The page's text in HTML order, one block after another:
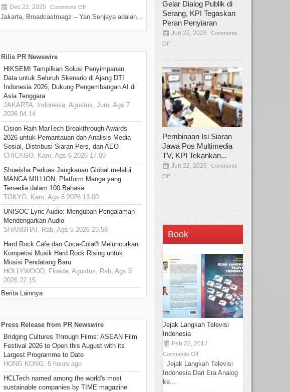
Dec 22, 2025 Comments Off
Jakarta, Broadcastmagz – Yan Senjaya adalah...
Sep 08, 2025 Comments Off
Bekasi, Broadcastmagz – Dalam upaya
talenta...
Rilis PR Newswire
HIKSEMI Tampilkan Solusi Penyimpanan
Data untuk Seluruh Skenario di Ajang DTI
Indonesia 2026, Dukung Pengembangan AI di
Asia Tenggara
JAKARTA, Indonesia, Agustus, Jum, Ags 7
2026 04.14
Cision Raih MarTech Breakthrough Awards
2026 untuk Pemantauan dan Analisis Media
Sosial, Distribusi Siaran Pers, dan AEO
CHICAGO, Kam, Ags 6 2026 17.00
Shueisha Perluas Jangkauan Global melalui
MANGA MILLION, Platform Manga yang
Tersedia dalam 100 Bahasa
TOKYO, Kam, Ags 6 2026 13.00
UNISOC Lyric Audio: Mengubah Pengalaman
Mendengarkan Audio
SHANGHAI, Rab, Ags 5 2026 23.58
Hard Rock Cafe dan Coca-Cola® Meluncurkan
Kompetisi Musik Hard Rock Rising untuk
Musisi Pendatang Baru
HOLLYWOOD, Florida, Agustus, Rab, Ags 5
2026 22.15
Berita Lainnya
Press Release from PR Newswire
Bridging Cultures Through Films: ASEAN Film
Festival 2026 to Open this August with its
Largest Programme to Date
HONG KONG, 5 hours ago
HCLTech named among the world's most
sustainable companies by TIME magazine
Gelar Dialog Publik di
Serang, KPI Tegaskan
Peran Penyiaran
Jun 22, 2026
Comments
Off
Pembinaan Isi Siaran
Jawa Pos Multimedia
TV, KPI Tekankan...
Jun 22, 2026
Comments
Off
Book
Jejak Langkah Televisi
Indonesia
Feb 22, 2017
Comments Off
Jejak Langkah Televisi
Indonesia Dari Era Analog
ke...